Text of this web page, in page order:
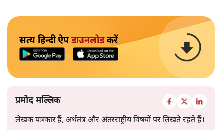
सत्य हिन्दी ऐपडाउनलोडकरें
प्रमोद मल्लिक
लेखक पत्रकार हैं, अर्थतंत्र और अंतरराष्ट्रीय विषयों पर लिखते रहते हैं।